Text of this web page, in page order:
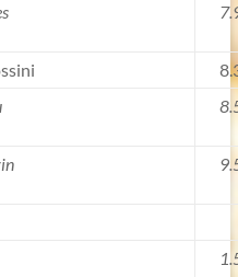
groseilles